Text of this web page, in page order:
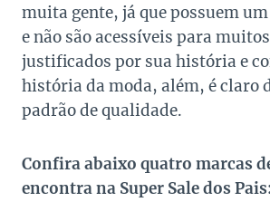
muita gente, já que possuem
e não são acessíveis para
justificados por sua história e
história da moda, além, é claro
padrão de qualidade.
Confira abaixo quatro marcas
encontra na Super Sale dos